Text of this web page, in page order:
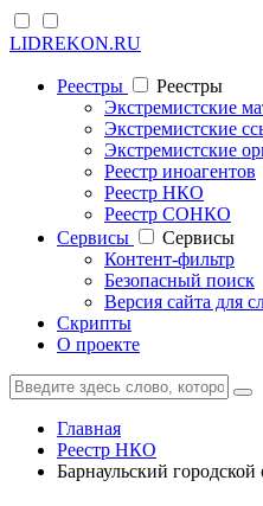
LIDREKON.RU
Реестры
Реестры
Экстремистские
Экстремистские
Экстремистские
Реестр иноагентов
Реестр НКО
Реестр СОНКО
Cервисы
Cервисы
Контент-фильтр
Безопасный поиск
Версия сайта для
Скрипты
О проекте
Главная
Реестр НКО
Барнаульский